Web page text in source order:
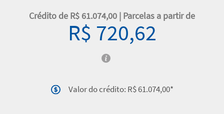
Crédito de R$ 61.074,00 | Parcelas a partir de
R$ 720,62
Valor do crédito: R$ 61.074,00*